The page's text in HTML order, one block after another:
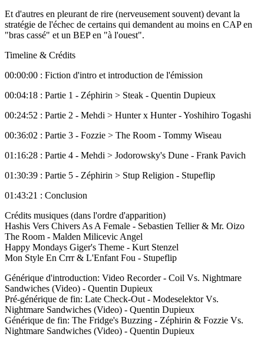
Et d'autres en pleurant de rire (nerveusement souvent) devant la
stratégie de l'échec de certains qui demandent au moins en CAP en
"bras cassé" et un BEP en "à l'ouest".
Timeline & Crédits
00:00:00 : Fiction d'intro et introduction de l'émission
00:04:18 : Partie 1 - Zéphirin > Steak - Quentin Dupieux
00:24:52 : Partie 2 - Mehdi > Hunter x Hunter - Yoshihiro Togashi
00:36:02 : Partie 3 - Fozzie > The Room - Tommy Wiseau
01:16:28 : Partie 4 - Mehdi > Jodorowsky's Dune - Frank Pavich
01:30:39 : Partie 5 - Zéphirin > Stup Religion - Stupeflip
01:43:21 : Conclusion
Crédits musiques (dans l'ordre d'apparition)
Hashis Vers Chivers As A Female - Sebastien Tellier & Mr. Oizo
The Room - Malden Milicevic Angel
Happy Mondays Giger's Theme - Kurt Stenzel
Mon Style En Crrr & L'Enfant Fou - Stupeflip
Générique d'introduction: Video Recorder - Coil Vs. Nightmare
Sandwiches (Video) - Quentin Dupieux
Pré-générique de fin: Late Check-Out - Modeselektor Vs.
Nightmare Sandwiches (Video) - Quentin Dupieux
Générique de fin: The Fridge's Buzzing - Zéphirin & Fozzie Vs.
Nightmare Sandwiches (Video) - Quentin Dupieux